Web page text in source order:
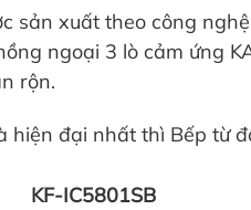
sản xuất theo công
ngoại 3 lò cảm ứng
rộn.
đại nhất thì Bếp từ
KF-IC5801SB